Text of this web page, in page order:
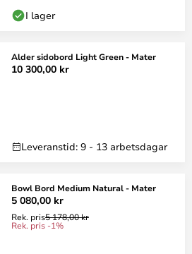
I lager
Alder sidobord Light Green - Mater
10 300,00 kr
Leveranstid: 9 - 13 arbetsdagar
Bowl Bord Medium Natural - Mater
5 080,00 kr
Rek. pris5 178,00 kr
Rek. pris -1%